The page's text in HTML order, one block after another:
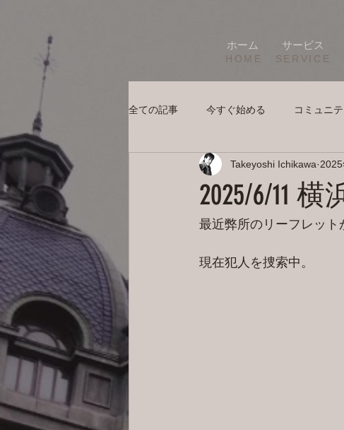
ホーム サービス
HOME SERVICE
全ての記事 今すぐ始める コミュニテ
2025/6/11
Takeyoshi Ichikawa
最近弊所のリーフレット
現在犯人を捜索中。